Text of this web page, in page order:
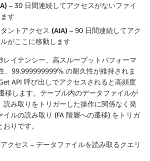
– 30 日間連続してアクセスがないファイ
す
ントアクセス (AIA) – 90 日間連続してアク
がここに移動します
レイテンシー、高スループットパフォーマ
、99.999999999% の耐久性が維持されま
API 呼び出しでアクセスされると高頻度
移します。テーブル内のデータファイルが
読み取りをトリガーした操作に関係なく発
ルの読み取り (FA 階層への遷移) をトリガ
りです。
クセス – データファイルを読み取るクエリ